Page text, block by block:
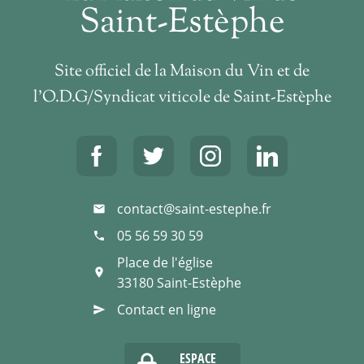
mail contact@saint-estephe.fr
phone 05 56 59 30 59
place
Place de l'église
33180 Saint-Estèphe
send Contact en ligne
Saint-Estèphe
Site officiel de la Maison du Vin et de
l’O.D.G/Syndicat viticole de Saint-Estèphe
ESPACE